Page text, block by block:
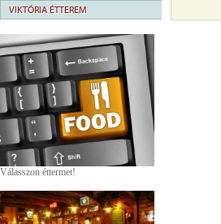
VIKTÓRIA ÉTTEREM
Válasszon éttermet!